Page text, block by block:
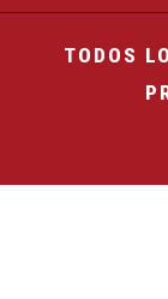
TODOS